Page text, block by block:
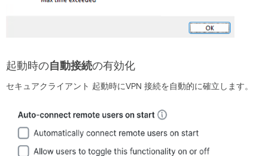
る
ホ
ス
ト
動
力
の
起動時の自動接続の有効化
セキュアクライアント 起動時にVPN 接続を自動的に確立します。